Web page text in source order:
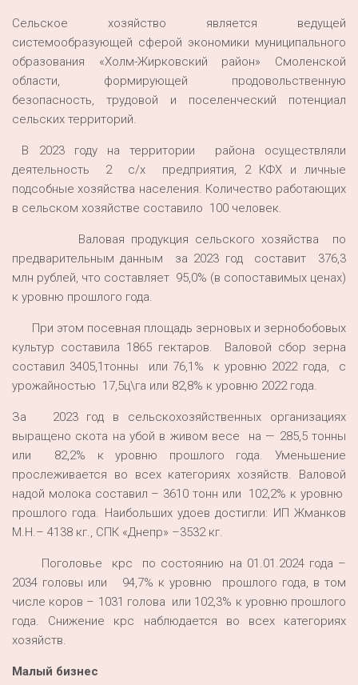
Сельское хозяйство является ведущей
системообразующей сферой экономики муниципального
образования «Холм-Жирковский район» Смоленской
области, формирующей продовольственную
безопасность, трудовой и поселенческий потенциал
сельских территорий.
В 2023 году на территории района осуществляли
деятельность 2 с/х предприятия, 2 КФХ и личные
подсобные хозяйства населения. Количество работающих
в сельском хозяйстве составило 100 человек.
Валовая продукция сельского хозяйства по
предварительным данным за 2023 год составит 376,3
млн рублей, что составляет 95,0% (в сопоставимых ценах)
к уровню прошлого года.
При этом посевная площадь зерновых и зернобобовых
культур составила 1865 гектаров. Валовой сбор зерна
составил 3405,1тонны или 76,1% к уровню 2022 года, с
урожайностью 17,5ц\га или 82,8% к уровню 2022 года.
За 2023 год в сельскохозяйственных организациях
выращено скота на убой в живом весе на — 285,5 тонны
или 82,2% к уровню прошлого года. Уменьшение
прослеживается во всех категориях хозяйств. Валовой
надой молока составил – 3610 тонн или 102,2% к уровню
прошлого года. Наибольших удоев достигли: ИП Жманков
М.Н.– 4138 кг., СПК «Днепр» –3532 кг.
Поголовье крс по состоянию на 01.01.2024 года –
2034 головы или 94,7% к уровню прошлого года, в том
числе коров – 1031 голова или 102,3% к уровню прошлого
года. Снижение крс наблюдается во всех категориях
хозяйств.
Малый бизнес